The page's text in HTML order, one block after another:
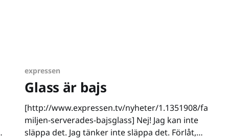
expressen
Glass är bajs
[http://www.expressen.tv/nyheter/1.1351908/fa
miljen-serverades-bajsglass] Nej! Jag kan inte
släppa det. Jag tänker inte släppa det. Förlåt,